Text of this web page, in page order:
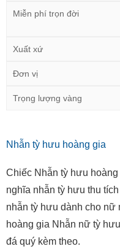
Miễn phí trọn đời
Xuất xứ
Đơn vị
Trọng lượng vàng
Nhẫn tỳ hưu hoàng gia
Chiếc Nhẫn tỳ hưu
nghĩa nhẫn tỳ hưu thu
nhẫn tỳ hưu dành cho nữ
hoàng gia Nhẫn nữ tỳ
đá quý kèm theo.